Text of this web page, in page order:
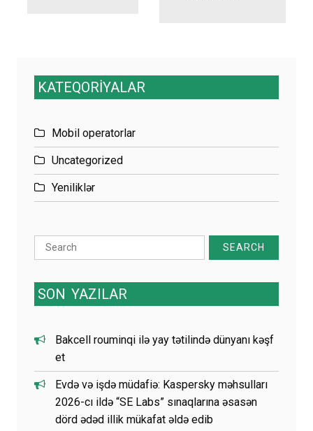
KATEQORİYALAR
Mobil operatorlar
Uncategorized
Yeniliklər
Search
for:
SON YAZILAR
Bakcell rouminqi ilə yay tətilində dünyanı kəşf
et
Evdə və işdə müdafiə: Kaspersky məhsulları
2026-cı ildə “SE Labs” sınaqlarına əsasən
dörd ədəd illik mükafat əldə edib